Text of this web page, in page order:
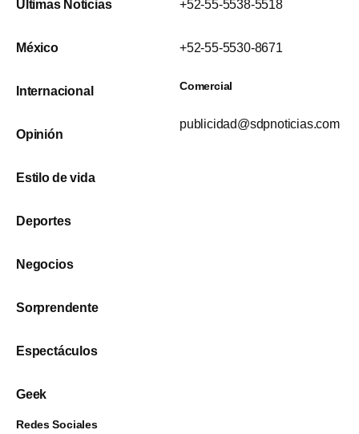
Últimas Noticias
México
Internacional
Opinión
Estilo de vida
Deportes
Negocios
Sorprendente
Espectáculos
Geek
+52-55-5538-5518
+52-55-5530-8671
Comercial
publicidad@sdpnoticias.com
Redes Sociales